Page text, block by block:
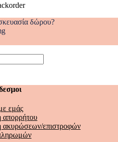
δώρου?
εμάς
απορρήτου
ακυρώσεων/επιστροφών